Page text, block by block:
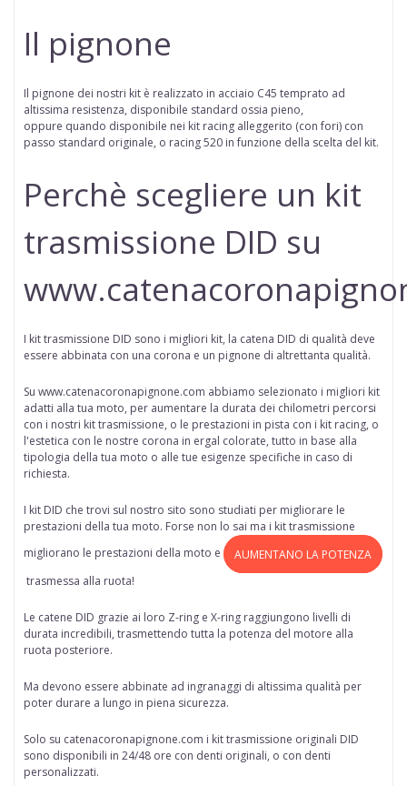
Il pignone
Il pignone dei nostri kit è realizzato in acciaio C45 temprato ad
altissima resistenza, disponibile standard ossia pieno,
oppure quando disponibile nei kit racing alleggerito (con fori) con
passo standard originale, o racing 520 in funzione della scelta del kit.
Perchè scegliere un kit
trasmissione DID su
I kit trasmissione DID sono i migliori kit, la catena DID di qualità deve
essere abbinata con una corona e un pignone di altrettanta qualità.
Su www.catenacoronapignone.com abbiamo selezionato i migliori kit
adatti alla tua moto, per aumentare la durata dei chilometri percorsi
con i nostri kit trasmissione, o le prestazioni in pista con i kit racing, o
l'estetica con le nostre corona in ergal colorate, tutto in base alla
tipologia della tua moto o alle tue esigenze specifiche in caso di
richiesta.
I kit DID che trovi sul nostro sito sono studiati per migliorare le
prestazioni della tua moto. Forse non lo sai ma i kit trasmissione
migliorano le prestazioni della moto e
AUMENTANO LA POTENZA
trasmessa alla ruota!
Le catene DID grazie ai loro Z-ring e X-ring raggiungono livelli di
durata incredibili, trasmettendo tutta la potenza del motore alla
ruota posteriore.
Ma devono essere abbinate ad ingranaggi di altissima qualità per
poter durare a lungo in piena sicurezza.
Solo su catenacoronapignone.com i kit trasmissione originali DID
sono disponibili in 24/48 ore con denti originali, o con denti
personalizzati.